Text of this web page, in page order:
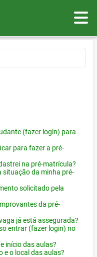
(fazer login) para
para fazer a pré-
na pré-matrícula?
da minha pré-
solicitado pela
da pré-
já está assegurada?
entrar (fazer login) no
início das aulas?
e o local das aulas?